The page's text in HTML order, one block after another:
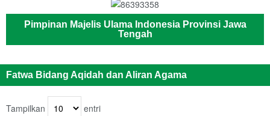
Pimpinan Majelis Ulama Indonesia Provinsi Jawa
Tengah
Fatwa Bidang Aqidah dan Aliran Agama
Tampilkan entri